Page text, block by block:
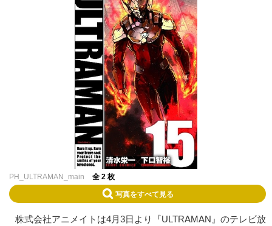
PH_ULTRAMAN_main 全 2 枚
写真をすべて見る
株式会社アニメイトは4月3日より『ULTRAMAN』のテレビ放